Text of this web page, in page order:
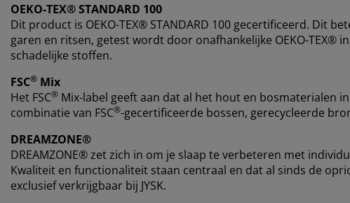
OEKO-TEX® STANDARD 100
Dit product is OEKO-TEX® STANDARD 100 gecertificeerd. Dit
garen en ritsen, getest wordt door onafhankelijke OEKO-TEX®
schadelijke stoffen.
FSC® Mix
Het FSC® Mix-label geeft aan dat al het hout en bosmaterialen
combinatie van FSC®-gecertificeerde bossen, gerecycleerde
DREAMZONE®
DREAMZONE® zet zich in om je slaap te verbeteren met
Kwaliteit en functionaliteit staan centraal en dat al sinds de
exclusief verkrijgbaar bij JYSK.